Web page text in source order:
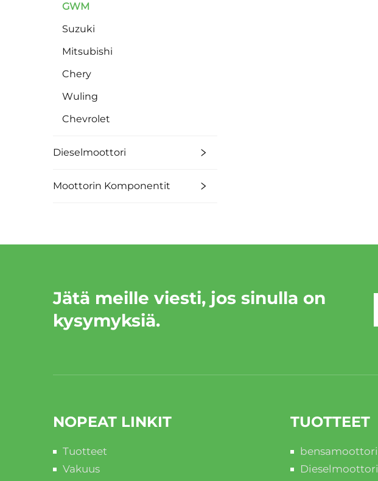
GWM
Suzuki
Mitsubishi
Chery
Wuling
Chevrolet
Dieselmoottori
Moottorin Komponentit
Jätä meille viesti, jos sinulla on
kysymyksiä.
NOPEAT LINKIT
Tuotteet
Vakuus
TUOTTEET
bensamoottori
Dieselmoottori